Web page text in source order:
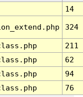
14
324
211
62
94
76